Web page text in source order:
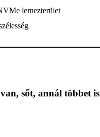
lemezterület
sőt, annál többet is